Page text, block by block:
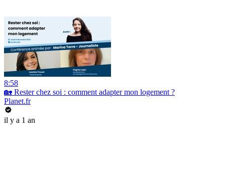
8:58
🏡 Rester chez soi : comment adapter mon logement ?
Planet.fr
il y a 1 an